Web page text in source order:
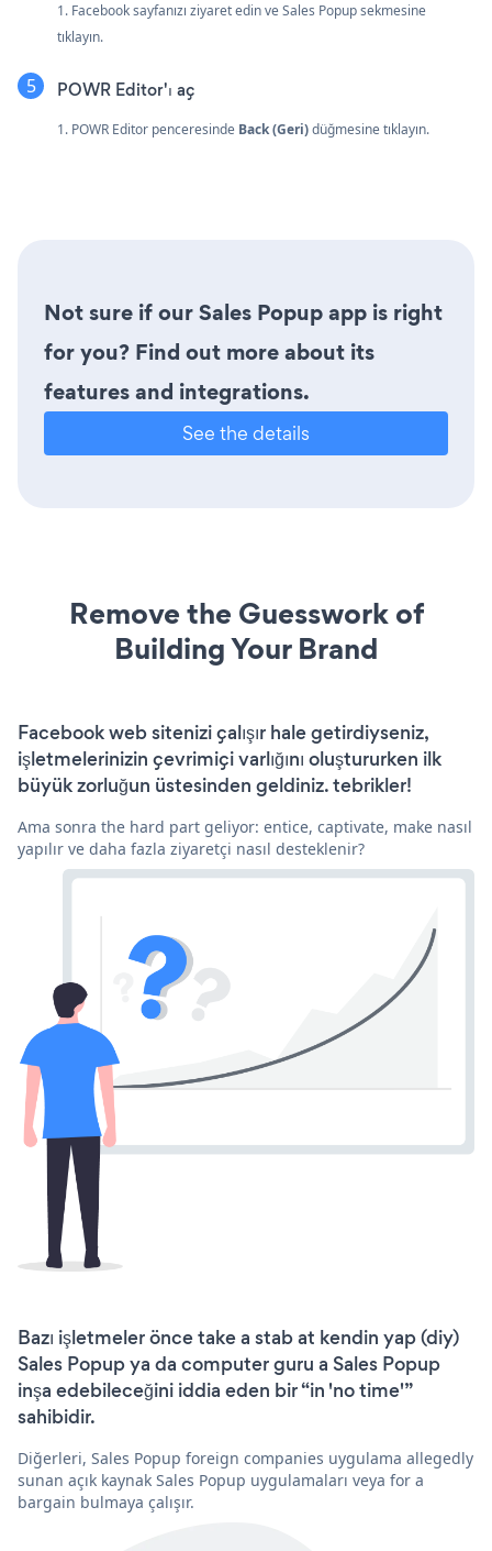
1. Facebook sayfanızı ziyaret edin ve Sales Popup sekmesine
tıklayın.
POWR Editor'ı aç
1. POWR Editor penceresinde Back (Geri)düğmesine tıklayın.
Not sure if our Sales Popup app is right
for you? Find out more about its
features and integrations.
See the details
Remove the Guesswork of
Building Your Brand
Facebook web sitenizi çalışır hale getirdiyseniz,
işletmelerinizin çevrimiçi varlığını oluştururken ilk
büyük zorluğun üstesinden geldiniz. tebrikler!
Ama sonra the hard part geliyor: entice, captivate, make nasıl
yapılır ve daha fazla ziyaretçi nasıl desteklenir?
Bazı işletmeler önce take a stab at kendin yap (diy)
Sales Popup ya da computer guru a Sales Popup
inşa edebileceğini iddia eden bir “in 'no time'”
sahibidir.
Diğerleri, Sales Popup foreign companies uygulama allegedly
sunan açık kaynak Sales Popup uygulamaları veya for a
bargain bulmaya çalışır.